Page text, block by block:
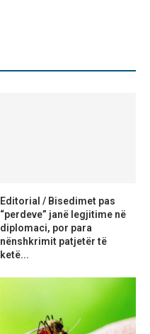
Editorial / Bisedimet pas
“perdeve” janë legjitime në
diplomaci, por para
nënshkrimit patjetër të
ketë...